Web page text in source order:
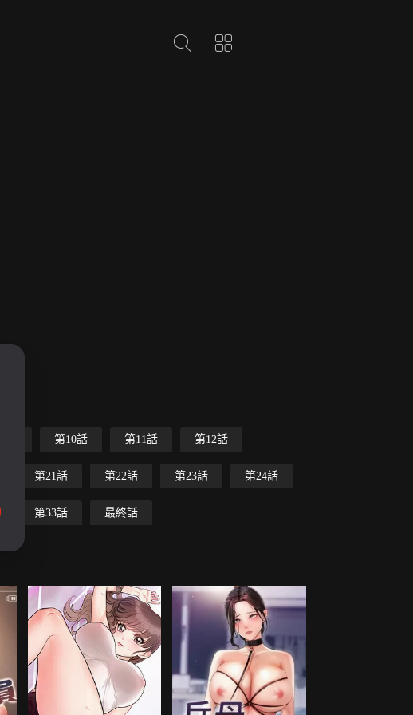
第10話 第11話 第12話
第21話 第22話 第23話 第24話
第33話 最終話